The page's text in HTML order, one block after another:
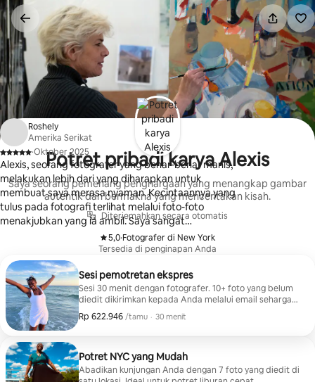
Lewatkan,
langsung
lihat
konten
Potret pribadi karya Alexis
Saya seorang pemenang penghargaan yang menangkap gambar
autentik dan bermakna yang menceritakan kisah.
Diterjemahkan secara otomatis
5,0
, ·Fotografer di New York
Tersedia di penginapan Anda
Sesi pemotretan ekspres
Sesi 30 menit dengan fotografer. 10+ foto yang belum
diedit dikirimkan kepada Anda melalui email seharga
$35 per orang.
Rp 622.946 /tamu
Rp 622.946, per tamu
, · 30 menit
Potret NYC yang Mudah
Abadikan kunjungan Anda dengan 7 foto yang diedit di
Roshely
Amerika Serikat
,
·Oktober 2025
Alexis, seorang fotografer yang benar-benar manis,
melakukan lebih dari yang diharapkan untuk
membuat saya merasa nyaman. Kecintaannya yang
tulus pada fotografi terlihat melalui foto-foto
menakjubkan yang ia ambil. Saya sangat
merekomendasikan jasanya! :)